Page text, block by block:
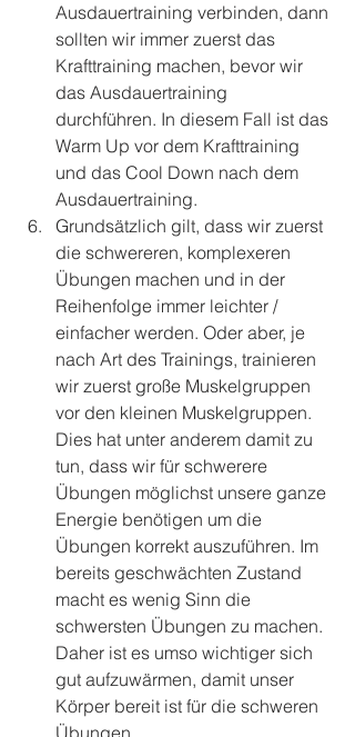
Ausdauertraining verbinden, dann
sollten wir immer zuerst das
Krafttraining machen, bevor wir
das Ausdauertraining
durchführen. In diesem Fall ist das
Warm Up vor dem Krafttraining
und das Cool Down nach dem
Ausdauertraining.
Grundsätzlich gilt, dass wir zuerst
die schwereren, komplexeren
Übungen machen und in der
Reihenfolge immer leichter /
einfacher werden. Oder aber, je
nach Art des Trainings, trainieren
wir zuerst große Muskelgruppen
vor den kleinen Muskelgruppen.
Dies hat unter anderem damit zu
tun, dass wir für schwerere
Übungen möglichst unsere ganze
Energie benötigen um die
Übungen korrekt auszuführen. Im
bereits geschwächten Zustand
macht es wenig Sinn die
schwersten Übungen zu machen.
Daher ist es umso wichtiger sich
gut aufzuwärmen, damit unser
Körper bereit ist für die schweren